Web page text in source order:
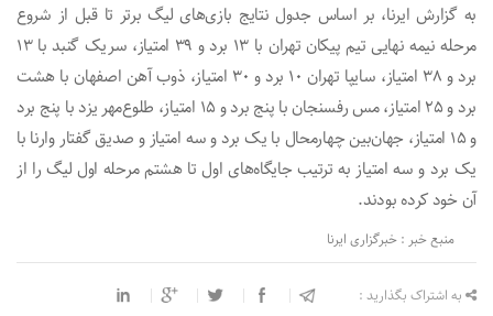
به گزارش ایرنا، بر اساس جدول نتایج بازی‌های لیگ برتر تا قبل از شروع
مرحله نیمه نهایی تیم‌ پیکان تهران با ۱۳ برد و ۳۹ امتیاز، سریک گنبد با ۱۳
برد و ۳۸ امتیاز، سایپا تهران ۱۰ برد و ۳۰ امتیاز، ذوب آهن اصفهان با هشت
برد و ۲۵ امتیاز، مس رفسنجان با پنج برد و ۱۵ امتیاز، طلوع‌مهر یزد با پنج برد
و ۱۵ امتیاز، جهان‌بین چهارمحال با یک برد و سه امتیاز و صدیق گفتار وارنا با
یک برد و سه امتیاز به ترتیب جایگاه‌های اول تا هشتم مرحله اول لیگ را از
آن خود کرده بودند.
منبع خبر : خبرگزاری ایرنا
به اشتراک بگذارید :